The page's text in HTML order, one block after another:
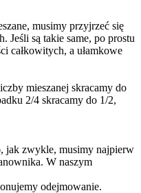
musimy przyjrzeć się
Jeśli są takie same, po prostu
całkowitych, a ułamkowe
mieszanej skracamy do
2/4 skracamy do 1/2,
jak zwykle, musimy najpierw
W naszym
odejmowanie.